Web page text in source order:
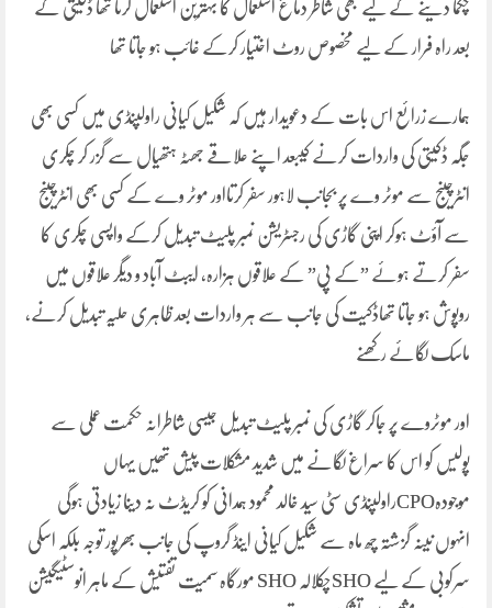
چکما دینے کے لیے بھی شاطر دماغ استعمال کا بہترین استعمال کرتا تھا ڈکیتی کے
بعد راہ فرار کے لیے مخصوص روٹ اختیار کرکے غائب ہو جاتا تھا
ہمارے زرائع اس بات کے دعویدار ہیں کہ شکیل کیانی راولپنڈی میں کسی بھی
جگہ ڈکیتی کی واردات کرنے کیبعد اپنے علاقے جھٹہ ہتھیال سے گزر کر چکری
انٹرچینج سے موٹر وے پر بجانب لاہور سفر کرتااور موٹر وے کے کسی بھی انٹرچینج
سے آؤٹ ہوکر اپنی گاڑی کی رجسٹریشن نمبر پلیٹ تبدیل کرکے واپسی چکری کا
سفر کرتے ہوئے ”کے پی” کے علاقوں ہزارہ، ایبٹ آباد و دیگر علاقوں میں
روپوش ہو جاتا تھاڈکیت کی جانب سے ہر واردات بعد ظاہری حلیہ تبدیل کرنے،
ماسک لگائے رکھنے
اور موٹروے پر جاکر گاڑی کی نمبر پلیٹ تبدیل جیسی شاطرانہ حکمت عملی سے
پولیس کو اس کا سراغ لگانے میں شدید مشکلات پیش تھیں یہاں
موجودہCPOراولپنڈی سٹی سید خالد محمود ہمدانی کو کریڈٹ نہ دینا زیادتی ہوگی
انہوں نینہ گزشتہ چھ ماہ سے شکیل کیانی اینڈ گروپ کی جانب بھرپور توجہ بلکہ اسکی
سرکوبی کے لیے SHOچکلالہ SHO مورگاہ سمیت تفتیش کے ماہر انوسٹیگیشن